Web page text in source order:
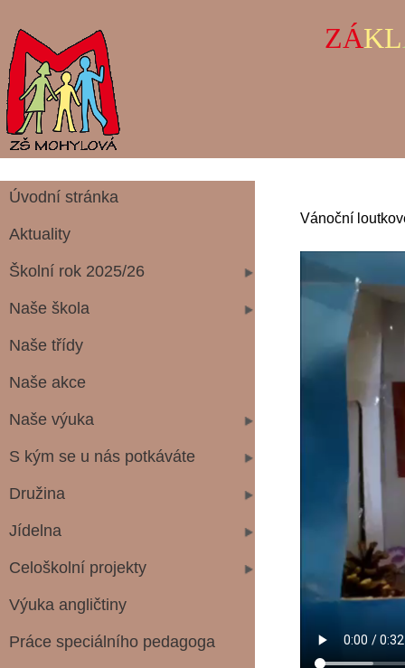
ZÁKL
Úvodní stránka
Aktuality
Školní rok 2025/26
Naše škola
Naše třídy
Naše akce
Naše výuka
S kým se u nás potkáváte
Družina
Jídelna
Celoškolní projekty
Výuka angličtiny
Práce speciálního pedagoga
Vánoční